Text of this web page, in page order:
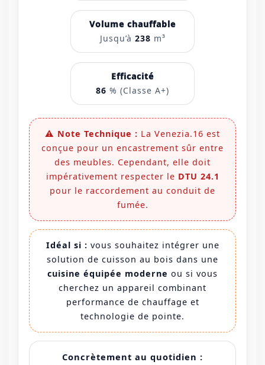
Volume chauffable
Jusqu’à 238 m³
Efficacité
86 % (Classe A+)
⚠️ Note Technique : La Venezia.16 est
conçue pour un encastrement sûr entre
des meubles. Cependant, elle doit
impérativement respecter le DTU 24.1
pour le raccordement au conduit de
fumée.
Idéal si : vous souhaitez intégrer une
solution de cuisson au bois dans une
cuisine équipée moderne ou si vous
cherchez un appareil combinant
performance de chauffage et
technologie de pointe.
Concrètement au quotidien :